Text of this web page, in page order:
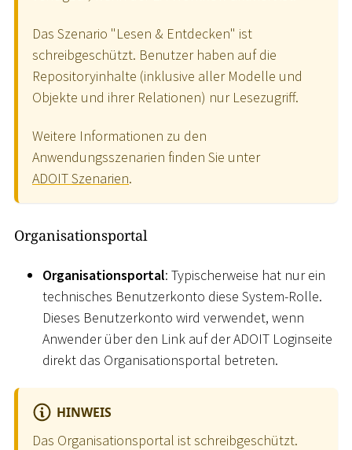
Das Szenario "Lesen & Entdecken" ist
schreibgeschützt. Benutzer haben auf die
Repositoryinhalte (inklusive aller Modelle und
Objekte und ihrer Relationen) nur Lesezugriff.
Weitere Informationen zu den
Anwendungsszenarien finden Sie unter
ADOIT Szenarien.
Organisationsportal
Organisationsportal: Typischerweise hat nur ein
technisches Benutzerkonto diese System-Rolle.
Dieses Benutzerkonto wird verwendet, wenn
Anwender über den Link auf der ADOIT Loginseite
direkt das Organisationsportal betreten.
HINWEIS
Das Organisationsportal ist schreibgeschützt.